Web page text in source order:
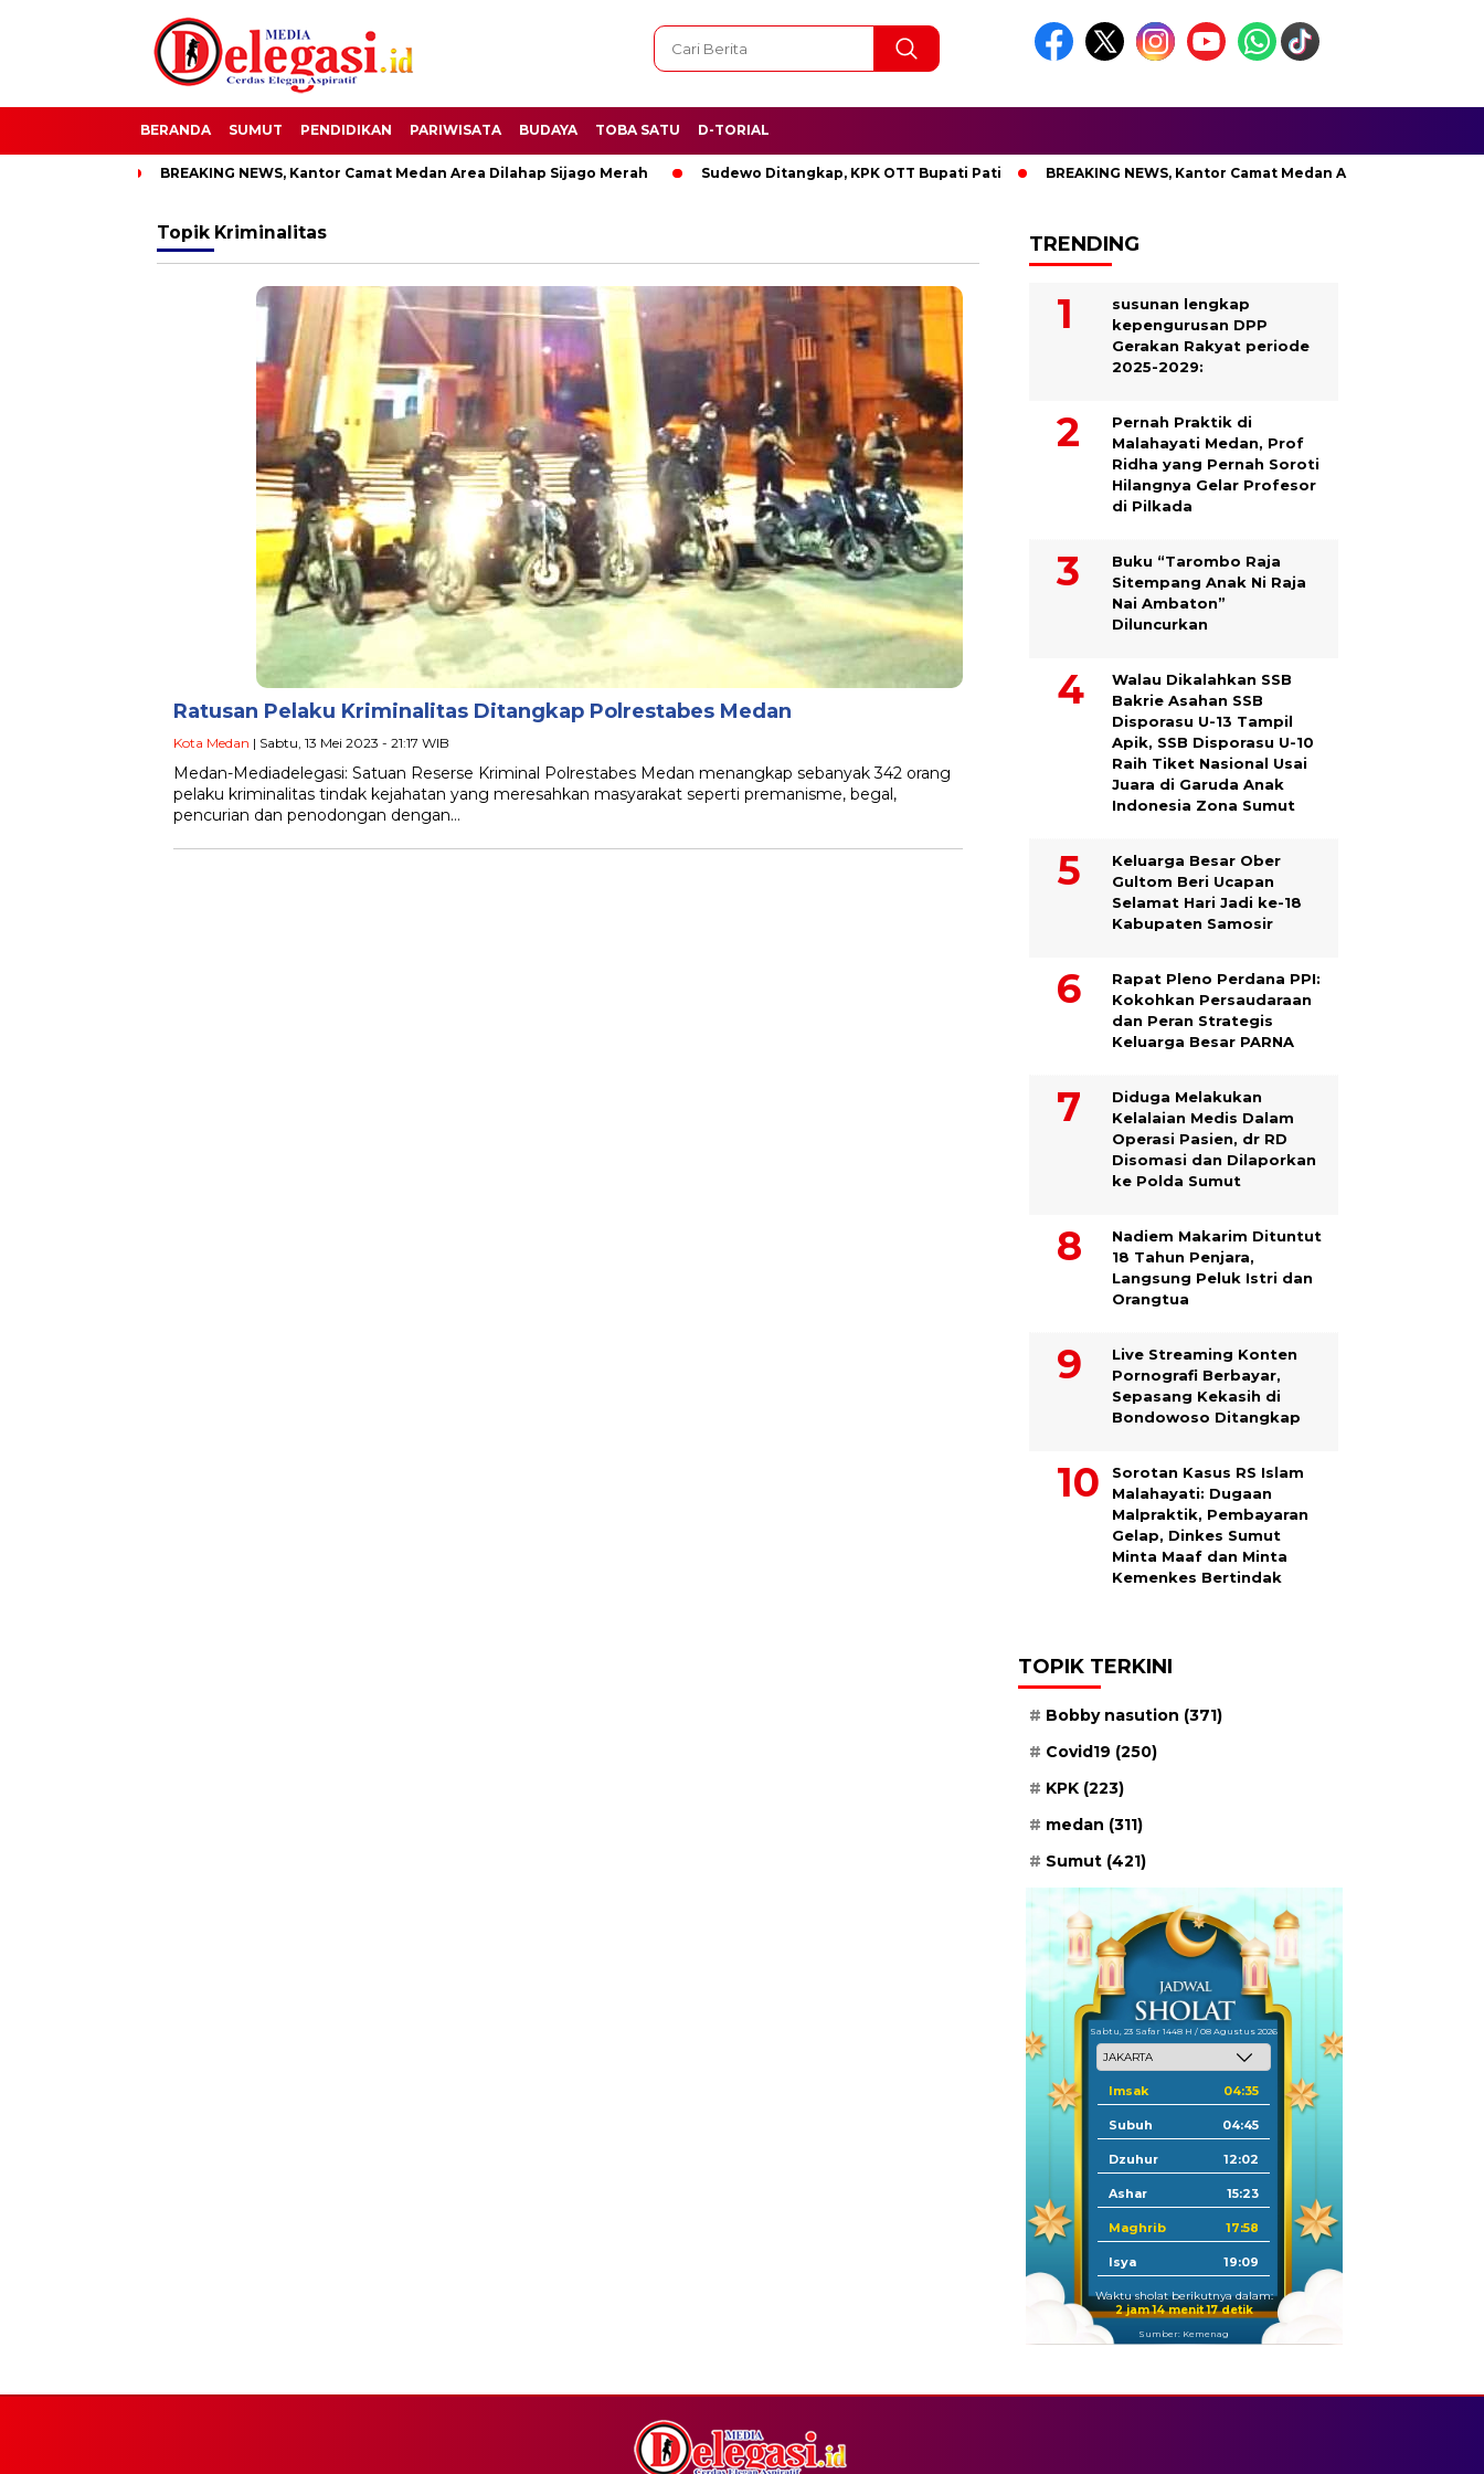
BERANDA SUMUT PENDIDIKAN PARIWISATA BUDAYA TOBA SATU D-TORIAL
BREAKING NEWS, Kantor Camat Medan Area Dilahap Sijago Merah Sudewo Ditangkap, KPK OTT Bupati Pati BREAKING NEWS, Kantor Camat Medan Area Dilahap Sijago
Topik Kriminalitas
Ratusan Pelaku Kriminalitas Ditangkap Polrestabes Medan
Kota Medan | Sabtu, 13 Mei 2023 - 21:17 WIB
Medan-Mediadelegasi: Satuan Reserse Kriminal Polrestabes Medan menangkap sebanyak 342 orang
pelaku kriminalitas tindak kejahatan yang meresahkan masyarakat seperti premanisme, begal,
pencurian dan penodongan dengan…
TRENDING
susunan lengkap
kepengurusan DPP
Gerakan Rakyat periode
2025-2029:
Pernah Praktik di
Malahayati Medan, Prof
Ridha yang Pernah Soroti
Hilangnya Gelar Profesor
di Pilkada
Buku “Tarombo Raja
Sitempang Anak Ni Raja
Nai Ambaton”
Diluncurkan
Walau Dikalahkan SSB
Bakrie Asahan SSB
Disporasu U-13 Tampil
Apik, SSB Disporasu U-10
Raih Tiket Nasional Usai
Juara di Garuda Anak
Indonesia Zona Sumut
Keluarga Besar Ober
Gultom Beri Ucapan
Selamat Hari Jadi ke-18
Kabupaten Samosir
Rapat Pleno Perdana PPI:
Kokohkan Persaudaraan
dan Peran Strategis
Keluarga Besar PARNA
Diduga Melakukan
Kelalaian Medis Dalam
Operasi Pasien, dr RD
Disomasi dan Dilaporkan
ke Polda Sumut
​Nadiem Makarim Dituntut
18 Tahun Penjara,
Langsung Peluk Istri dan
Orangtua
Live Streaming Konten
Pornografi Berbayar,
Sepasang Kekasih di
Bondowoso Ditangkap
Sorotan Kasus RS Islam
Malahayati: Dugaan
Malpraktik, Pembayaran
Gelap, Dinkes Sumut
Minta Maaf dan Minta
Kemenkes Bertindak
TOPIK TERKINI
Bobby nasution (371)
Covid19 (250)
KPK (223)
medan (311)
Sumut (421)
Sabtu, 23 Safar 1448 H / 08 Agustus 2026
Imsak 04:35
Subuh 04:45
Dzuhur 12:02
Ashar 15:23
Maghrib 17:58
Isya 19:09
Waktu sholat berikutnya dalam:
2 jam 14 menit 16 detik
Sumber: Kemenag